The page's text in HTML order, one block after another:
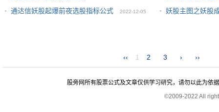
通达信妖股起爆前夜选股指标公式
2022-12-05 妖股主图之妖股
‹‹ 1 2 3 › ››
股旁网所有股票公式及文章仅供学习研究，请勿以此为依
©2009-2022 All